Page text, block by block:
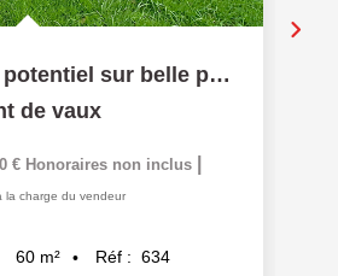
Maison pleine de potentiel sur belle parcelle de terrain
de vaux
€ Honoraires non inclus
la charge du vendeur
60 m² Réf : 634